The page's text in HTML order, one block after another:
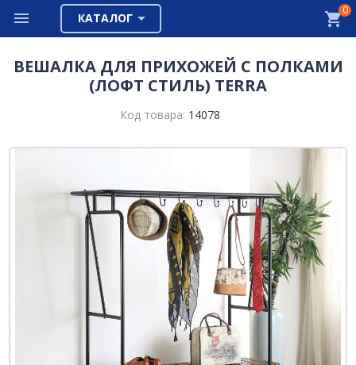
КАТАЛОГ
0
ВЕШАЛКА ДЛЯ ПРИХОЖЕЙ С ПОЛКАМИ
(ЛОФТ СТИЛЬ) TERRA
Код товара: 14078